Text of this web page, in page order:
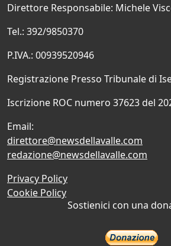
Direttore Responsabile: Michele
Tel.: 392/9850370
P.IVA.: 00939520946
Registrazione Presso Tribunale di
Iscrizione ROC numero 37623 del
Email:
direttore@newsdellavalle.com
redazione@newsdellavalle.com
Privacy Policy
Cookie Policy
Sostienici con una